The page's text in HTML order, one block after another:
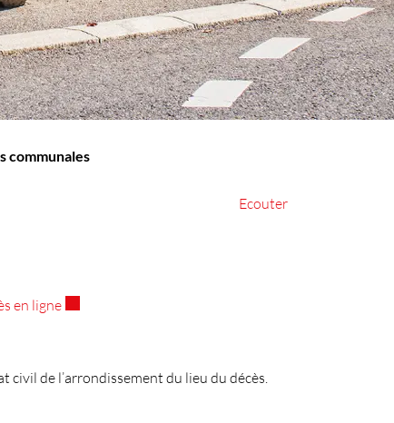
communales(sélectionné)
Ecouter
en ligneCe lien externe va ouvrir une nouvelle fenêtre.
civil de l’arrondissement du lieu du décès.